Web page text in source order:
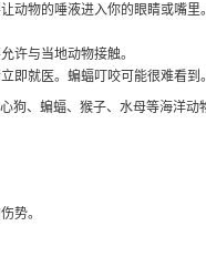
动物的唾液进入你的眼睛或嘴里
许与当地动物接触。
即就医。蝙蝠叮咬可能很难看到
狗、蝙蝠、猴子、水母等海洋
势。